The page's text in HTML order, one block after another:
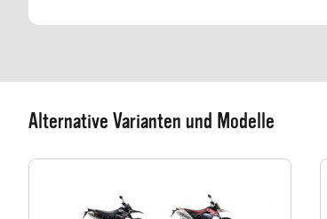
Alternative Varianten und Modelle